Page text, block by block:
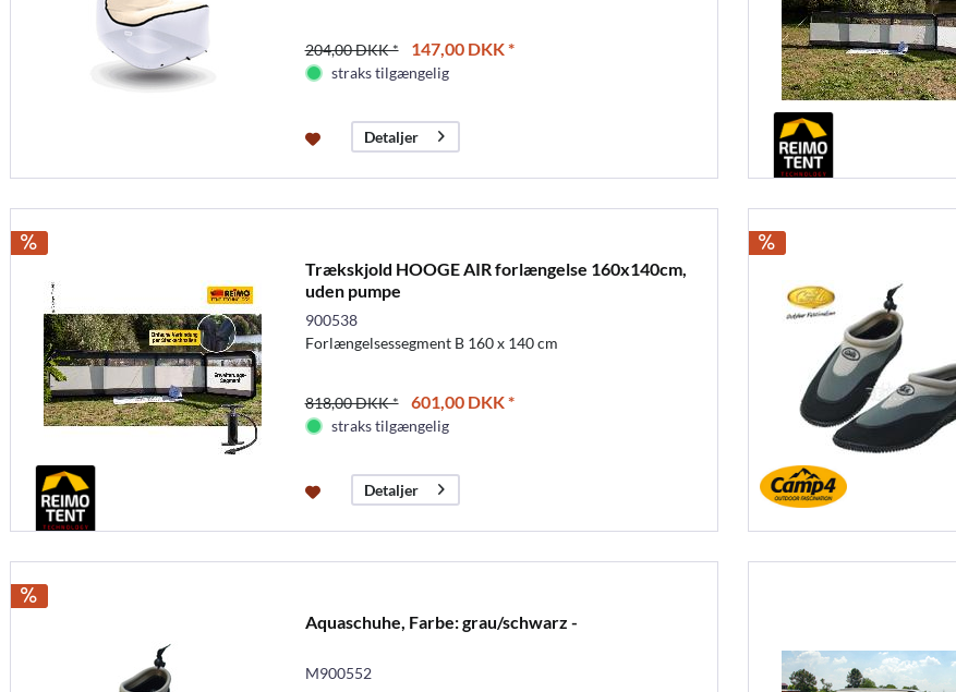
204,00 DKK * 147,00 DKK *
straks tilgængelig
Detaljer
Trækskjold HOOGE AIR forlængelse 160x140cm,
uden pumpe
900538
Forlængelsessegment B 160 x 140 cm
818,00 DKK * 601,00 DKK *
straks tilgængelig
Detaljer
Aquaschuhe, Farbe: grau/schwarz -
M900552